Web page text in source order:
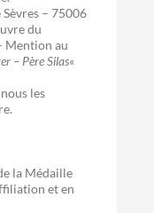
– 75006
du
Mention au
– Père Silas«
nous les
la Médaille
et en